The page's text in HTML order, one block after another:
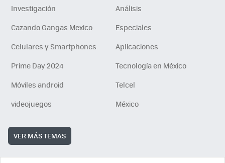
Investigación
Análisis
Cazando Gangas Mexico
Especiales
Celulares y Smartphones
Aplicaciones
Prime Day 2024
Tecnología en México
Móviles android
Telcel
videojuegos
México
VER MÁS TEMAS